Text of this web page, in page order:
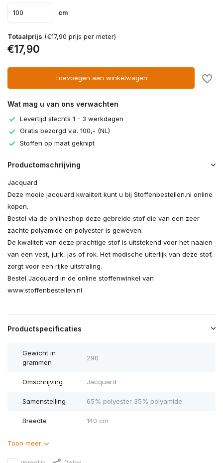
cm
Totaalprijs (€17,90 prijs per meter)
€17,90
Toevoegen aan winkelwagen
Wat mag u van ons verwachten
Levertijd slechts 1 - 3 werkdagen
Gratis bezorgd v.a. 100,- (NL)
Stoffen op maat geknipt
Productomschrijving
Jacquard
Deze mooie jacquard kwaliteit kunt u bij Stoffenbestellen.nl online
kopen.
Bestel via de onlineshop deze gebreide stof die van een zeer
zachte polyamide en polyester is geweven.
De kwaliteit van deze prachtige stof is uitstekend voor het naaien
van een vest, jurk, jas of rok. Het modische uiterlijk van deze stof,
zorgt voor een rijke uitstraling.
Bestel Jacquard in de online stoffenwinkel van
www.stoffenbestellen.nl
Productspecificaties
Gewicht in
grammen
290
Omschrijving Jacquard
Samenstelling 65% polyester 35% polyamide
Breedte 140 cm
Toon meer